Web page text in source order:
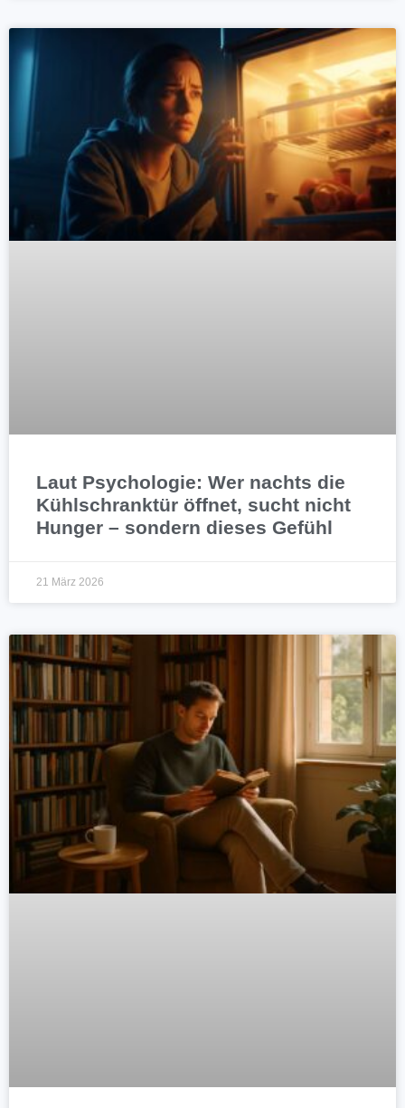
Laut Psychologie: Wer nachts die
Kühlschranktür öffnet, sucht nicht
Hunger – sondern dieses Gefühl
21 März 2026